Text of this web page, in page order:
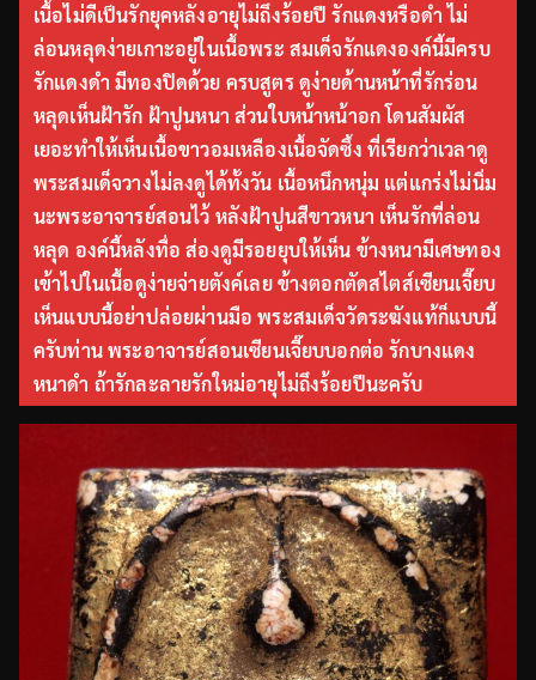
เนื้อไม่ดีเป็นรักยุคหลังอายุไม่ถึงร้อยปี รักแดงหรือดำ ไม่
ล่อนหลุดง่ายเกาะอยู่ในเนื้อพระ สมเด็จรักแดงองค์นี้มีครบ
รักแดงดำ มีทองปิดด้วย ครบสูตร ดูง่ายด้านหน้าที่รักร่อน
หลุดเห็นฝ้ารัก ฝ้าปูนหนา ส่วนใบหน้าหน้าอก โดนสัมผัส
เยอะทำให้เห็นเนื้อขาวอมเหลืองเนื้อจัดซึ้ง ที่เรียกว่าเวลาดู
พระสมเด็จวางไม่ลงดูได้ทั้งวัน เนื้อหนึกหนุ่ม แต่แกร่งไม่นิ่ม
นะพระอาจารย์สอนไว้ หลังฝ้าปูนสีขาวหนา เห็นรักที่ล่อน
หลุด องค์นี้หลังทื่อ ส่องดูมีรอยยุบให้เห็น ข้างหนามีเศษทอง
เข้าไปในเนื้อดูง่ายจ่ายตังค์เลย ข้างตอกตัดสไตส์เซียนเจี๊ยบ
เห็นแบบนี้อย่าปล่อยผ่านมือ พระสมเด็จวัดระฆังแท้ก็แบบนี้
ครับท่าน พระอาจารย์สอนเซียนเจี๊ยบบอกต่อ รักบางแดง
หนาดำ ถ้ารักละลายรักใหม่อายุไม่ถึงร้อยปีนะครับ